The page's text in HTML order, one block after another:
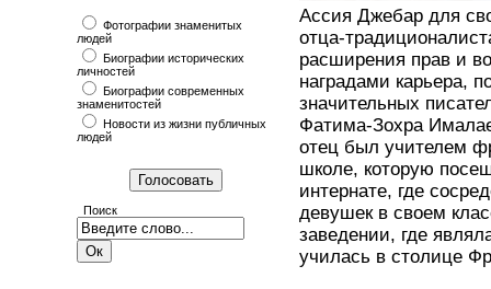
Фотографии знаменитых
людей
Биографии исторических
личностей
Биографии современных
знаменитостей
Новости из жизни публичных
людей
Поиск
Ассия Джебар для
отца-
расширения прав и
наградами карьера,
значительных
Фатима-Зохра
отец был учителем
школе, которую
интернате, где
девушек в своем
заведении, где
училась в столице